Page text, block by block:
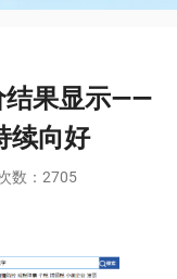
结果显示——
续向好
数：2705